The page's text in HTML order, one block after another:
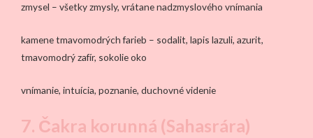
zmysel – všetky zmysly, vrátane nadzmyslového vnímania
kamene tmavomodrých farieb – sodalit, lapis lazuli, azurit,
tmavomodrý zafír, sokolie oko
vnímanie, intuícia, poznanie, duchovné videnie
7. Čakra korunná (Sahasrára)